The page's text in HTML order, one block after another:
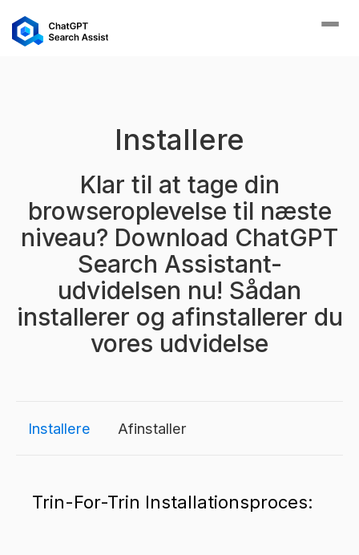
Skift
Installere
Klar til at tage din
browseroplevelse til næste
niveau? Download ChatGPT
Search Assistant-
udvidelsen nu! Sådan
installerer og afinstallerer du
vores udvidelse
Installere Afinstaller
Trin-For-Trin Installationsproces: